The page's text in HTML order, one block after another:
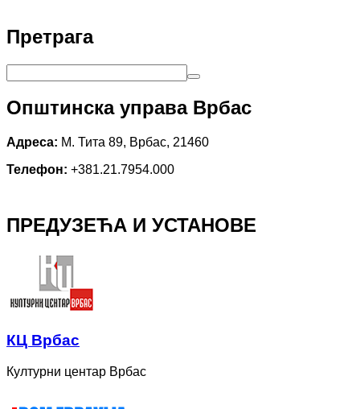
Претрага
Општинска управа Врбас
Адреса: М. Тита 89, Врбас, 21460
Телефон: +381.21.7954.000
ПРЕДУЗЕЋА И УСТАНОВЕ
КЦ Врбас
Културни центар Врбас